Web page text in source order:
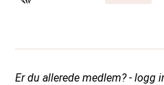
Er du allerede medlem? - logg